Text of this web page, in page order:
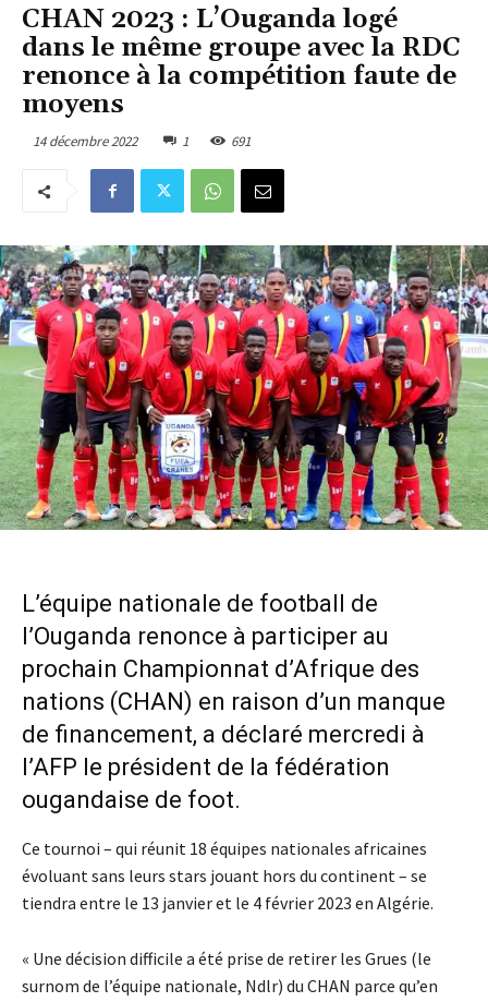
CHAN 2023 : L’Ouganda logé
dans le même groupe avec la RDC
renonce à la compétition faute de
moyens
14 décembre 2022 1 691
L’équipe nationale de football de
l’Ouganda renonce à participer au
prochain Championnat d’Afrique des
nations (CHAN) en raison d’un manque
de financement, a déclaré mercredi à
l’AFP le président de la fédération
ougandaise de foot.
Ce tournoi – qui réunit 18 équipes nationales africaines
évoluant sans leurs stars jouant hors du continent – se
tiendra entre le 13 janvier et le 4 février 2023 en Algérie.
« Une décision difficile a été prise de retirer les Grues (le
surnom de l’équipe nationale, Ndlr) du CHAN parce qu’en